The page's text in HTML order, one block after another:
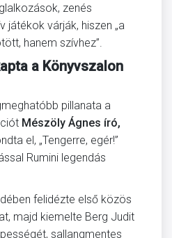
zenés
játékok várják, hiszen „a
hanem szívhez”.
a Könyvszalon
pillanata a
Mészöly Ágnes író,
el, „Tengerre, egér!”
Rumini legendás
felidézte első közös
majd kiemelte Berg Judit
sallangmentes